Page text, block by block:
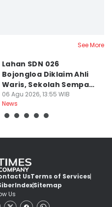
See More
Lahan SDN 026
Bojongloa Diklaim Ahli
Waris, Sekolah Sempat
Disegel
06 Agu 2026, 13:55 WIB
News
UsTerms of Services
IndexSitemap
Us